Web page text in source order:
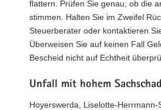
flattern. Prüfen Sie genau, ob die
stimmen. Halten Sie im Zweifel
Steuerberater oder kontaktieren
Überweisen Sie auf keinen Fall
Bescheid nicht auf Echtheit
Unfall mit hohem
Hoyerswerda, Liselotte-Herrmann-